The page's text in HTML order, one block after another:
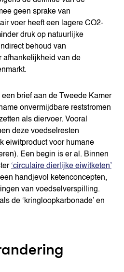
geen sprake van
voer heeft een lagere CO2-
druk op natuurlijke
behoud van
afhankelijkheid van de
brief aan de Tweede Kamer
onvermijdbare reststromen
als diervoer. Vooral
deze voedselresten
eiwitproduct voor humane
Een begin is er al. Binnen
‘circulaire dierlijke eiwitketen’
handjevol ketenconcepten,
van voedselverspilling.
de ‘kringloopkarbonade’ en